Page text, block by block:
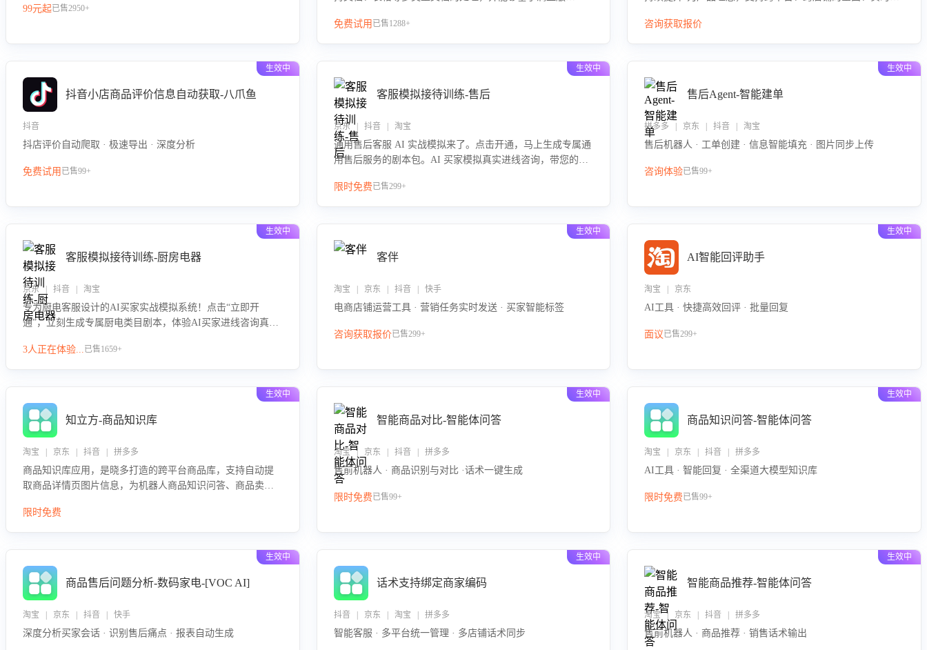
99元起已售2950+
识支持，帮助用户高效管理和利用知识资源。通过该产品，
免费试用 已售1288+
团队的销服能力。
咨询获取报价
生效中
抖音小店商品评价信息自动获取-八爪鱼
抖音
抖店评价自动爬取 · 极速导出 · 深度分析
免费试用 已售99+
生效中
客服模拟接待训练-售后
京东 | 抖音 | 淘宝
通用售后客服 AI 实战模拟来了。点击开通，马上生成专属通
用售后服务的剧本包。AI 买家模拟真实进线咨询，带您的客
对要点，轻松提升服务能力。
限时免费已售299+
生效中
售后Agent-智能建单
拼多多 | 京东 | 抖音 | 淘宝
售后机器人 · 工单创建 · 信息智能填充 · 图片同步上传
咨询体验已售99+
生效中
客服模拟接待训练-厨房电器
京东 | 抖音 | 淘宝
专为厨电客服设计的AI买家实战模拟系统！点击“立即开
通”，立刻生成专属厨电类目剧本，体验AI买家进线咨询真实
景应对技巧！
3人正在体验...已售1659+
生效中
客伴
淘宝 | 京东 | 抖音 | 快手
电商店铺运营工具 · 营销任务实时发送 · 买家智能标签
咨询获取报价已售299+
生效中
AI智能回评助手
淘宝 | 京东
AI工具 · 快捷高效回评 · 批量回复
面议已售299+
生效中
知立方-商品知识库
淘宝 | 京东 | 抖音 | 拼多多
商品知识库应用，是晓多打造的跨平台商品库，支持自动提
取商品详情页图片信息，为机器人商品知识问答、商品卖点
限时免费
生效中
智能商品对比-智能体问答
淘宝 | 京东 | 抖音 | 拼多多
售前机器人 · 商品识别与对比 ·话术一键生成
限时免费已售99+
生效中
商品知识问答-智能体问答
淘宝 | 京东 | 抖音 | 拼多多
AI工具 · 智能回复 · 全渠道大模型知识库
限时免费已售99+
生效中
商品售后问题分析-数码家电-[VOC AI]
淘宝 | 京东 | 抖音 | 快手
深度分析买家会话 · 识别售后痛点 · 报表自动生成
生效中
话术支持绑定商家编码
抖音 | 京东 | 淘宝 | 拼多多
智能客服 · 多平台统一管理 · 多店铺话术同步
生效中
智能商品推荐-智能体问答
淘宝 | 京东 | 抖音 | 拼多多
售前机器人 · 商品推荐 · 销售话术输出